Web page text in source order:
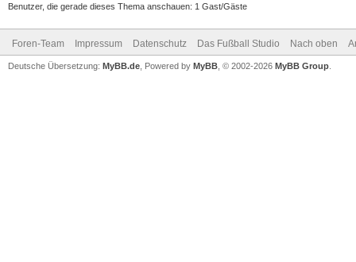
Benutzer, die gerade dieses Thema anschauen: 1 Gast/Gäste
Foren-Team Impressum Datenschutz Das Fußball Studio Nach oben
Deutsche Übersetzung: MyBB.de , Powered by MyBB , © 2002-2026 MyBB Group